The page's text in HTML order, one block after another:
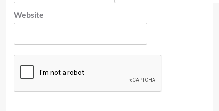
Website